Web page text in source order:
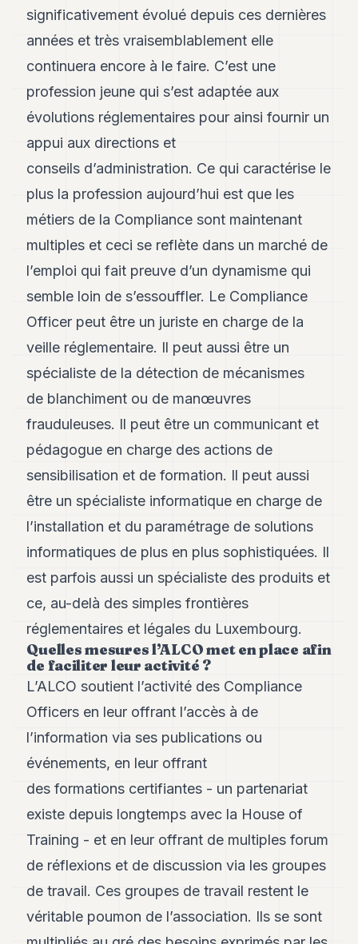
DE
VIVRE
ASSURANCE
POLITIQUE
IMMOBILIER
EQUITY
JURIDIQUE
ENTREPRISES
ASSOCIATIONS
CONTACT
S'ABONNER
FR
significativement évolué depuis ces dernières
années et très vraisemblablement elle
continuera encore à le faire. C’est une
profession jeune qui s’est adaptée aux
évolutions réglementaires pour ainsi fournir un
appui aux directions et
conseils d’administration. Ce qui caractérise le
plus la profession aujourd’hui est que les
métiers de la Compliance sont maintenant
multiples et ceci se reflète dans un marché de
l’emploi qui fait preuve d’un dynamisme qui
semble loin de s’essouffler. Le Compliance
Officer peut être un juriste en charge de la
veille réglementaire. Il peut aussi être un
spécialiste de la détection de mécanismes
de blanchiment ou de manœuvres
frauduleuses. Il peut être un communicant et
pédagogue en charge des actions de
sensibilisation et de formation. Il peut aussi
être un spécialiste informatique en charge de
l’installation et du paramétrage de solutions
informatiques de plus en plus sophistiquées. Il
est parfois aussi un spécialiste des produits et
ce, au-delà des simples frontières
réglementaires et légales du Luxembourg.
Quelles mesures l’ALCO met en place afin
de faciliter leur activité ?
L’ALCO soutient l’activité des Compliance
Officers en leur offrant l’accès à de
l’information via ses publications ou
événements, en leur offrant
des formations certifiantes - un partenariat
existe depuis longtemps avec la House of
Training - et en leur offrant de multiples forum
de réflexions et de discussion via les groupes
de travail. Ces groupes de travail restent le
véritable poumon de l’association. Ils se sont